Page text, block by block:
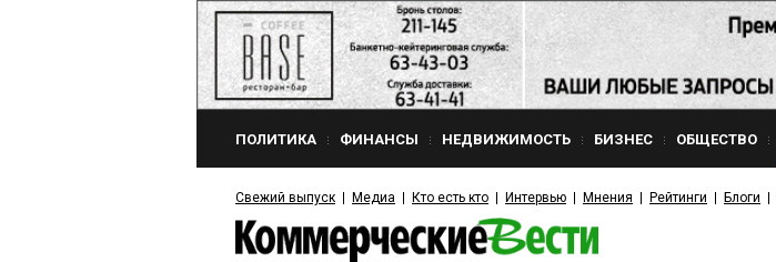
ПОЛИТИКА ФИНАНСЫ НЕДВИЖИМОСТЬ БИЗНЕС ОБЩЕСТВО
Свежий выпуск Медиа Кто есть кто Интервью Мнения Рейтинги Блоги